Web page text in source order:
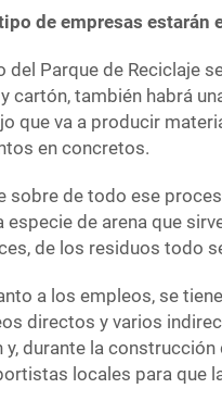
de empresas estarán
del Parque de Reciclaje
cartón, también habrá
que va a producir
en concretos.
sobre de todo ese
especie de arena que
de los residuos todo
a los empleos, se
directos y varios
y, durante la
locales para que